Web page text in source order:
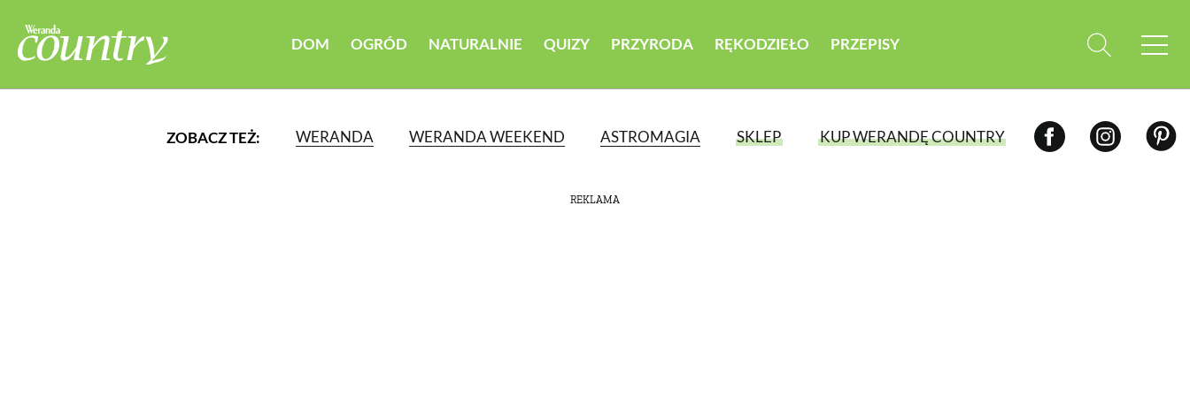
DOM OGRÓD NATURALNIE QUIZY PRZYRODA RĘKODZIEŁO PRZEPISY
ZOBACZ TEŻ: WERANDA WERANDA WEEKEND ASTROMAGIA SKLEP KUP WERANDĘ COUNTRY
REKLAMA